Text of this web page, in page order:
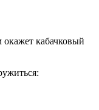
окажет кабачковый